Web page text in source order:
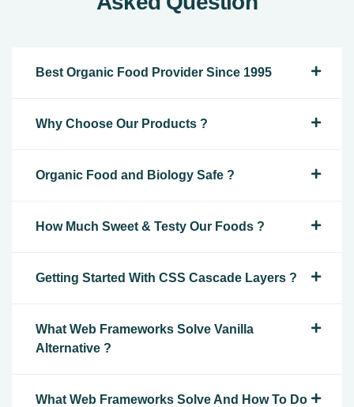
Best Organic Food Provider Since 1995
Why Choose Our Products ?
Organic Food and Biology Safe ?
How Much Sweet & Testy Our Foods ?
Getting Started With CSS Cascade Layers ?
What Web Frameworks Solve Vanilla
Alternative ?
What Web Frameworks Solve And How To Do